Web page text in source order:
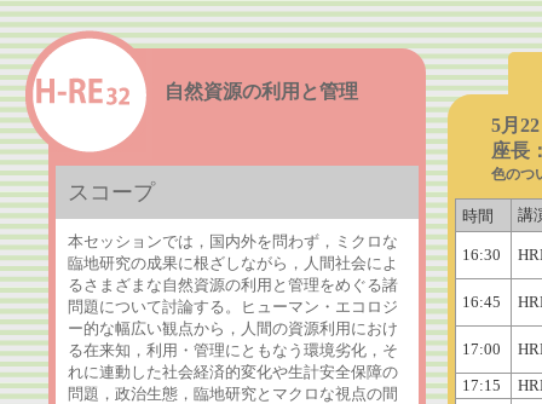
自然資源の利用と管理
スコープ
本セッションでは，国内外を問わず，ミクロな
臨地研究の成果に根ざしながら，人間社会によ
るさまざまな自然資源の利用と管理をめぐる諸
問題について討論する。ヒューマン・エコロジ
ー的な幅広い観点から，人間の資源利用におけ
る在来知，利用・管理にともなう環境劣化，そ
れに連動した社会経済的変化や生計安全保障の
問題，政治生態，臨地研究とマクロな視点の間
5月
座長
色のつ
時間 講
16:30
16:45
17:00
17:15